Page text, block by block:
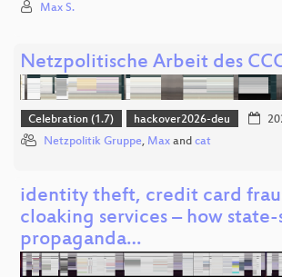
Max S.
Netzpolitische Arbeit des
Celebration (1.7) hackover2026-deu
Netzpolitik Gruppe, Max and cat
identity theft, credit card
cloaking services – how
propaganda…